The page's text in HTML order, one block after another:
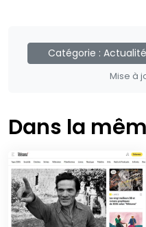
Catégorie :
Mise à
Dans la